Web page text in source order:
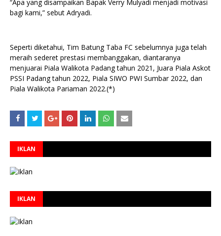
“Apa yang disampaikan Bapak Verry Mulyadi menjadi motivasi
bagi kami,” sebut Adryadi.
Seperti diketahui, Tim Batung Taba FC sebelumnya juga telah
meraih sederet prestasi membanggakan, diantaranya
menjuarai Piala Walikota Padang tahun 2021, Juara Piala Askot
PSSI Padang tahun 2022, Piala SIWO PWI Sumbar 2022, dan
Piala Walikota Pariaman 2022.(*)
IKLAN
IKLAN